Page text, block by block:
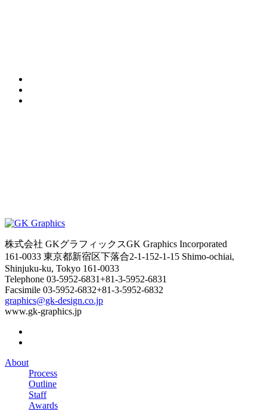
株式会社 GKグラフィックスGK Graphics Incorporated
161-0033 東京都新宿区下落合2-1-152-1-15 Shimo-ochiai,
Shinjuku-ku, Tokyo 161-0033
Telephone 03-5952-6831+81-3-5952-6831
Facsimile 03-5952-6832+81-3-5952-6832
graphics@gk-design.co.jp
www.gk-graphics.jp
About
Process
Outline
Staff
Awards